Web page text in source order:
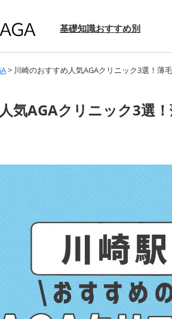
基礎知識おすすめ別
> 川崎のおすすめ人気AGAクリニック3選！薄
気AGAクリニック3選